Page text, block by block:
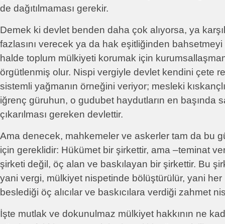
de dağıtılmaması gerekir.
Demek ki devlet benden daha çok alıyorsa, ya
fazlasını verecek ya da hak eşitliğinden
halde toplum mülkiyeti korumak için
örgütlenmiş olur. Nispi vergiyle devlet kendini çete
sistemli yağmanın örneğini veriyor; mesleki
iğrenç güruhun, o gudubet haydutların en başında
çıkarılması gereken devlettir.
Ama denecek, mahkemeler ve askerler tam da bu
için gereklidir: Hükümet bir şirkettir, ama –teminat
şirketi değil, öç alan ve baskılayan bir şirkettir. Bu
yani vergi, mülkiyet nispetinde bölüştürülür, yani her
beslediği öç alıcılar ve baskıcılara verdiği zahmet
İşte mutlak ve dokunulmaz mülkiyet hakkının ne